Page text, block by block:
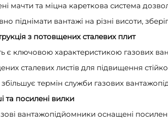
мачти та міцна кареткова система
піднімати вантажі на різні висоти,
з потовщених сталевих плит
є ключовою характеристикою газових
сталевих листів для підвищення
термін служби газових
та посилені вилки
вантажопідйомники оснащені